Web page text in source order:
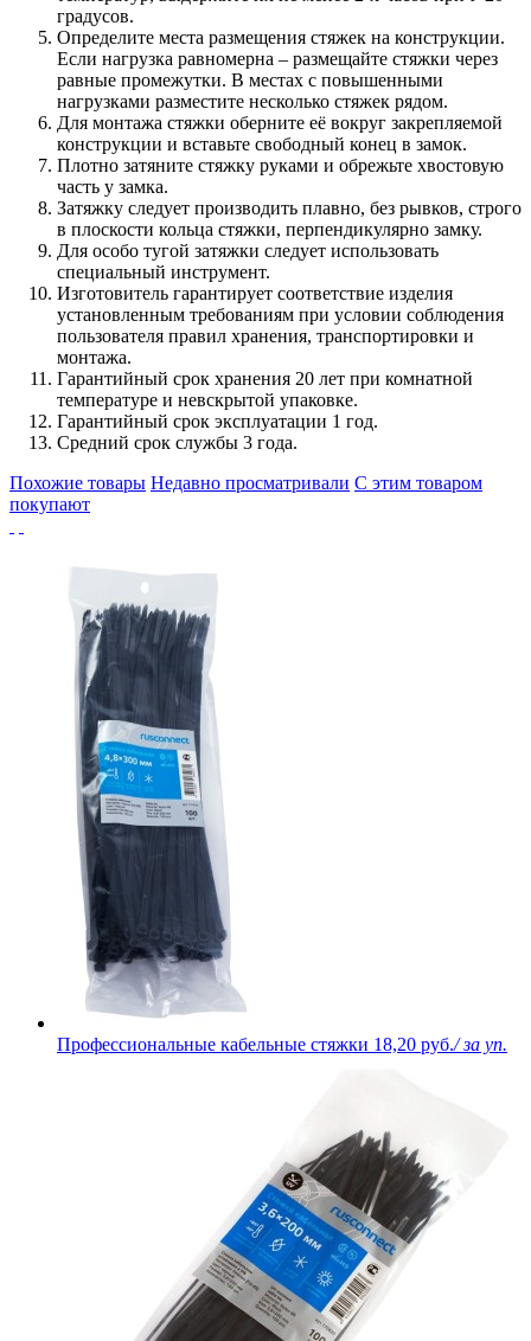
градусов.
Определите места размещения стяжек на конструкции.
Если нагрузка равномерна – размещайте стяжки через
равные промежутки. В местах с повышенными
нагрузками разместите несколько стяжек рядом.
Для монтажа стяжки оберните её вокруг закрепляемой
конструкции и вставьте свободный конец в замок.
Плотно затяните стяжку руками и обрежьте хвостовую
часть у замка.
Затяжку следует производить плавно, без рывков, строго
в плоскости кольца стяжки, перпендикулярно замку.
Для особо тугой затяжки следует использовать
специальный инструмент.
Изготовитель гарантирует соответствие изделия
установленным требованиям при условии соблюдения
пользователя правил хранения, транспортировки и
монтажа.
Гарантийный срок хранения 20 лет при комнатной
температуре и невскрытой упаковке.
Гарантийный срок эксплуатации 1 год.
Средний срок службы 3 года.
Похожие товары Недавно просматривали С этим товаром
покупают
Профессиональные кабельные стяжки 18,20 руб./ за уп.